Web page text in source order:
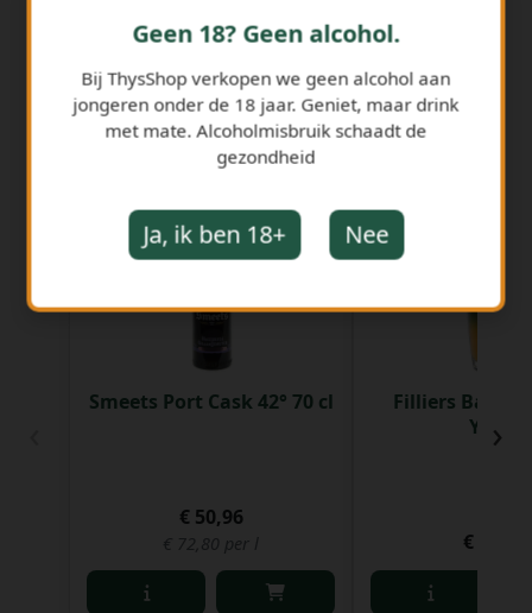
GERELATEERDE PRODUCTEN
Smeets Port Cask 42° 70 cl
€ 50,96
€ 72,80 per l
Filliers Barrel
Years
€ 74,95
›
Geen 18? Geen alcohol.
Bij ThysShop verkopen we geen alcohol aan
jongeren onder de 18 jaar. Geniet, maar drink
met mate. Alcoholmisbruik schaadt de
gezondheid
Ja, ik ben 18+ Nee